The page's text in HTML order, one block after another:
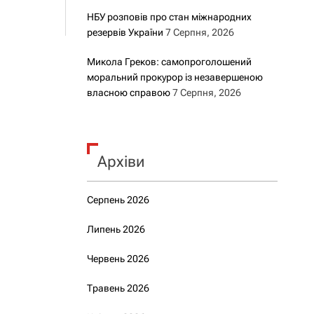
НБУ розповів про стан міжнародних
резервів України 7 Серпня, 2026
Микола Греков: самопроголошений
моральний прокурор із незавершеною
власною справою 7 Серпня, 2026
Архіви
Серпень 2026
Липень 2026
Червень 2026
Травень 2026